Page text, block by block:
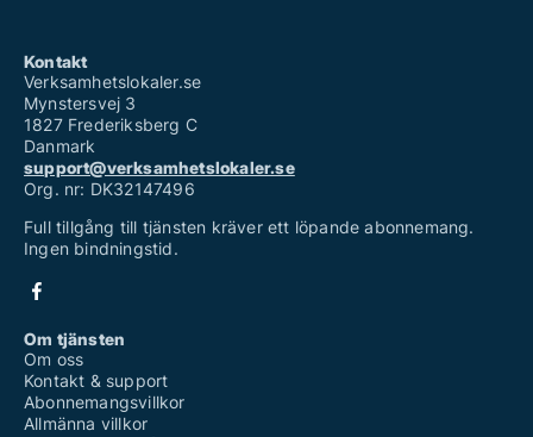
Kontakt
Verksamhetslokaler.se
Mynstersvej 3
1827 Frederiksberg C
Danmark
support@verksamhetslokaler.se
Org. nr: DK32147496
Full tillgång till tjänsten kräver ett löpande abonnemang.
Ingen bindningstid.
Om tjänsten
Om oss
Kontakt & support
Abonnemangsvillkor
Allmänna villkor